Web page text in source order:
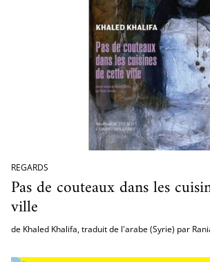
Falsafa I Les RDV de la philosophie
Les Samedis de la poésie
Rencontres littéraires de l’IMA
Les escales musicales du musée
L’heure du conte
Café littéraire et self
et de civilisation arabes
documentaires
le portail documentaire de l'IMA
/ Emprunter des livres et des
de l'IMA
une exposition pédagogique
educational travelling exhibition
Mécènes et sponsors
Nous contacter
REGARDS
Pas de couteaux dans les
ville
de Khaled Khalifa, traduit de l'arabe (Syrie) par